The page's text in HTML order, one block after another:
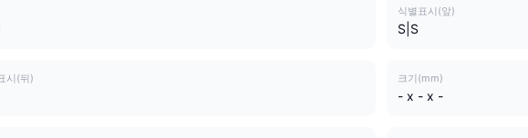
식별표시(앞)
S|S
시(뒤) 크기(mm)
- x - x -